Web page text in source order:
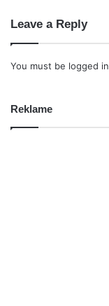
Leave a Reply
You must be logged in
Reklame